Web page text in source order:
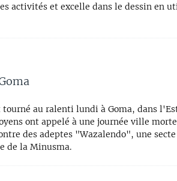
activités et excelle dans le dessin en
au ralenti lundi à Goma, dans
ont appelé à une journée ville
des adeptes "Wazalendo", une
de la Minusma.